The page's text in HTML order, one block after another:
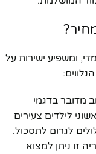
ומשפיע ישירות על
מדובר בדגמי
לילדים צעירים
לגרום לתסכול.
זו ניתן למצוא